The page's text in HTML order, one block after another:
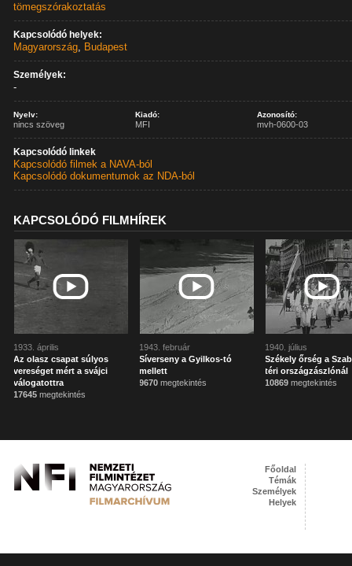
tömegszórakoztatás
Kapcsolódó helyek:
Magyarország, Budapest
Személyek:
-
Nyelv:
nincs szöveg
Kiadó:
MFI
Azonosító:
mvh-0600-03
Kapcsolódó linkek
Kapcsolódó filmek a NAVA-ból
Kapcsolódó dokumentumok az NDA-ból
KAPCSOLÓDÓ FILMHÍREK
1933. április
Az olasz csapat súlyos
vereséget mért a svájci
válogatottra
17645 megtekintés
1943. február
Síverseny a Gyilkos-tó
mellett
9670 megtekintés
1940. július
Székely őrség a
téri országzászlónál
10869 megtekintés
Főoldal
Témák
Személyek
Helyek